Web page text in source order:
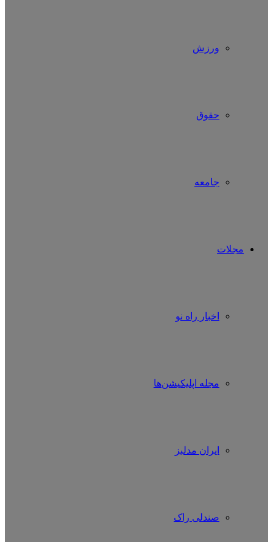
ورزش
حقوق
جامعه
مجلات
اخبار راه نو
مجله اپلیکیشن‌ها
ایران مدلبز
صندلی راک